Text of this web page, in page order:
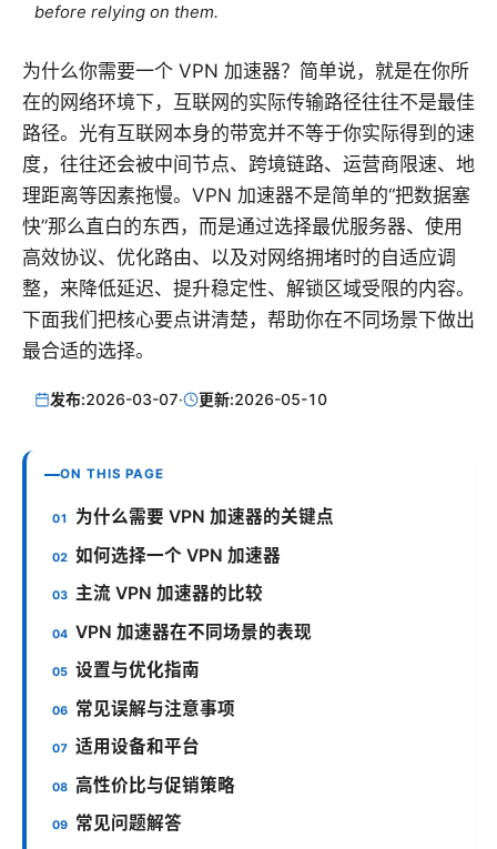
before relying on them.
为什么你需要一个 VPN 加速器？简单说，就是在你所
在的网络环境下，互联网的实际传输路径往往不是最佳
路径。光有互联网本身的带宽并不等于你实际得到的速
度，往往还会被中间节点、跨境链路、运营商限速、地
理距离等因素拖慢。VPN 加速器不是简单的“把数据塞
快”那么直白的东西，而是通过选择最优服务器、使用
高效协议、优化路由、以及对网络拥堵时的自适应调
整，来降低延迟、提升稳定性、解锁区域受限的内容。
下面我们把核心要点讲清楚，帮助你在不同场景下做出
最合适的选择。
发布:2026-03-07· 更新:2026-05-10
ON THIS PAGE
为什么需要 VPN 加速器的关键点
如何选择一个 VPN 加速器
主流 VPN 加速器的比较
VPN 加速器在不同场景的表现
设置与优化指南
常见误解与注意事项
适用设备和平台
高性价比与促销策略
常见问题解答